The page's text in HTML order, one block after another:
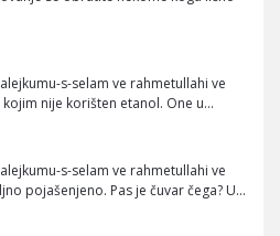
s-selam ve rahmetullahi ve
nije korišten etanol. One u…
s-selam ve rahmetullahi ve
pojašenjeno. Pas je čuvar čega? U…